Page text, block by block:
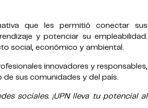
que les permitió conectar sus
y potenciar su empleabilidad.
social, económico y ambiental.
innovadores y responsables,
sus comunidades y del país.
sociales. ¡UPN lleva tu potencial al